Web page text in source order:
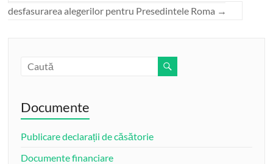
desfasurarea alegerilor pentru Presedintele Roma →
Documente
Publicare declarații de căsătorie
Documente financiare